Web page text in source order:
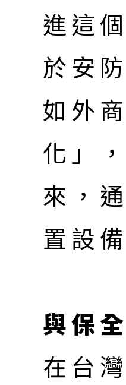
進這
於安
如外
化」
來，
置設
與保
在台